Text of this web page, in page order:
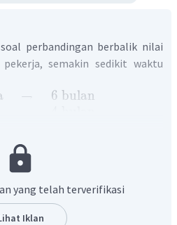
perbandingan berbalik nilai
semakin sedikit waktu
→
6 bulan
4
45
= 15 orang.
adalah B.
yang telah terverifikasi
Iklan